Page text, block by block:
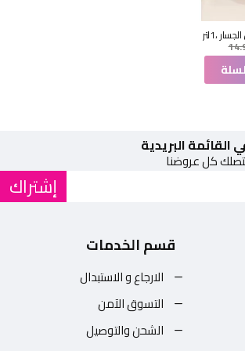
،1لتر
القائمة البريدية
كل عروضنا
إشتراك
قسم الخدمات
الارجاع و الاستبدال
التسوق الآمن
الشحن والتوصيل